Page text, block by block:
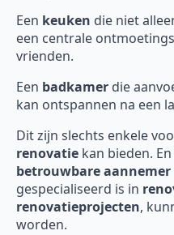
Een keuken die niet
een centrale
vrienden.
Een badkamer die
kan ontspannen na een
Dit zijn slechts enkele
renovatie kan bieden.
betrouwbare
gespecialiseerd is in
renovatieprojecten,
worden.